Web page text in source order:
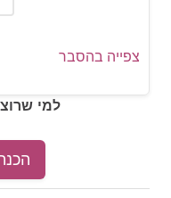
לפיכך, יש רקצפייה בהסבר
זוהי מטריצת
ושני חצאי משושה.
זה לזה, עד
למי